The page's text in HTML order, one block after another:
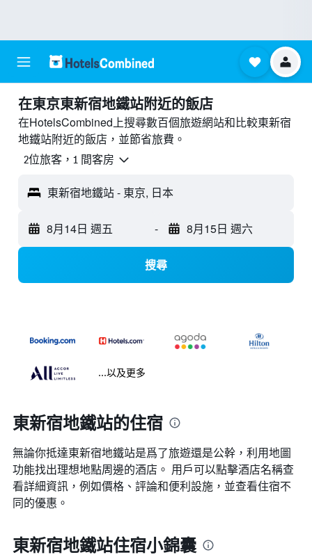
​在東京東新宿地鐵站附近​的飯店
在HotelsCombined上搜尋數百個旅遊網站和比較東新宿
地鐵站附近的飯店，並節省旅費。
2位旅客，1 間客房
東新宿地鐵站 - 東京, 日本
8月14日 週五 - 8月15日 週六
搜尋
...以及更多
東新宿地鐵站的住宿
無論你抵達東新宿地鐵站​是爲了旅遊還是公幹，利用地圖
功能找出理想地點周邊的酒店。 用戶可以點擊酒店名稱查
看詳細資訊，例如價格、評論和便利設施，並查看住宿不
同的優惠。
東新宿地鐵站住宿小錦囊